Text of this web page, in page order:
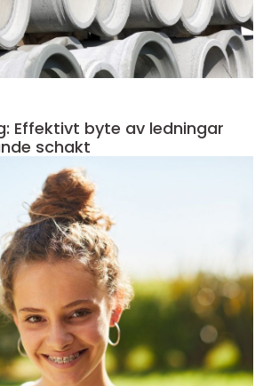
Effektivt byte av ledningar
schakt